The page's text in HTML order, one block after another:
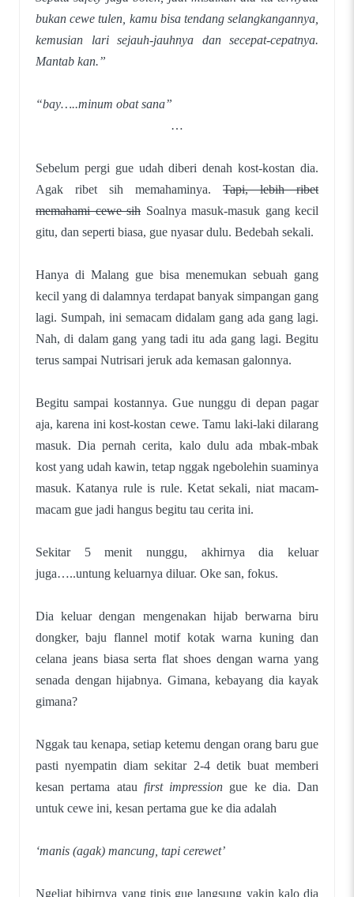
bukan cewe tulen, kamu bisa tendang selangkangannya,
kemusian lari sejauh-jauhnya dan secepat-cepatnya.
Mantab kan.”
“bay…..minum obat sana”
…
Sebelum pergi gue udah diberi denah kost-kostan dia.
Agak ribet sih memahaminya. Tapi, lebih ribet
memahami cewe sih Soalnya masuk-masuk gang kecil
gitu, dan seperti biasa, gue nyasar dulu. Bedebah sekali.
Hanya di Malang gue bisa menemukan sebuah gang
kecil yang di dalamnya terdapat banyak simpangan gang
lagi. Sumpah, ini semacam didalam gang ada gang lagi.
Nah, di dalam gang yang tadi itu ada gang lagi. Begitu
terus sampai Nutrisari jeruk ada kemasan galonnya.
Begitu sampai kostannya. Gue nunggu di depan pagar
aja, karena ini kost-kostan cewe. Tamu laki-laki dilarang
masuk. Dia pernah cerita, kalo dulu ada mbak-mbak
kost yang udah kawin, tetap nggak ngebolehin suaminya
masuk. Katanya rule is rule. Ketat sekali, niat macam-
macam gue jadi hangus begitu tau cerita ini.
Sekitar 5 menit nunggu, akhirnya dia keluar
juga…..untung keluarnya diluar. Oke san, fokus.
Dia keluar dengan mengenakan hijab berwarna biru
dongker, baju flannel motif kotak warna kuning dan
celana jeans biasa serta flat shoes dengan warna yang
senada dengan hijabnya. Gimana, kebayang dia kayak
gimana?
Nggak tau kenapa, setiap ketemu dengan orang baru gue
pasti nyempatin diam sekitar 2-4 detik buat memberi
kesan pertama atau first impression gue ke dia. Dan
untuk cewe ini, kesan pertama gue ke dia adalah
‘manis (agak) mancung, tapi cerewet’
Ngeliat bibirnya yang tipis gue langsung yakin kalo dia